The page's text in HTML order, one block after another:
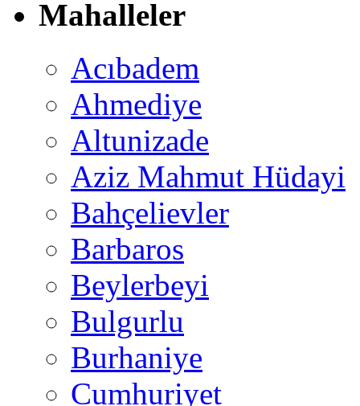
Mahalleler
Acıbadem
Ahmediye
Altunizade
Aziz Mahmut Hüdayi
Bahçelievler
Barbaros
Beylerbeyi
Bulgurlu
Burhaniye
Cumhuriyet